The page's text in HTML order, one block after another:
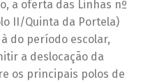
a oferta das Linhas nº
II/Quinta da Portela)
do período escolar,
a deslocação da
os principais polos de